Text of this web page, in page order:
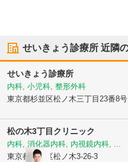
せいきょう診療所 近隣
せいきょう診療所
内科, 小児科, 整形外科
東京都杉並区松ノ木三丁目23番8号
松の木3丁目クリニック
内科, 消化器内科, 内視鏡内科, ...
東京都杉並区松ノ木3-26-3